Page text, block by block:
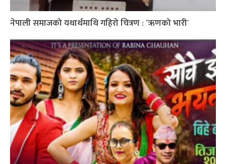
नेपाली समाजको यथार्थमाथि गहिरो चित्रण : ´ऋणको भारी`